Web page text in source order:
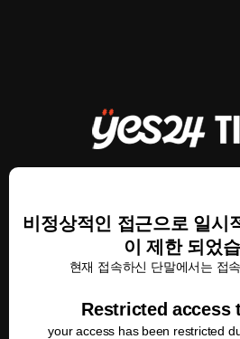
비정상적인 접근으로 일시
이 제한 되었
현재 접속하신 단말에서는 접
Restricted access
your access has been restricted